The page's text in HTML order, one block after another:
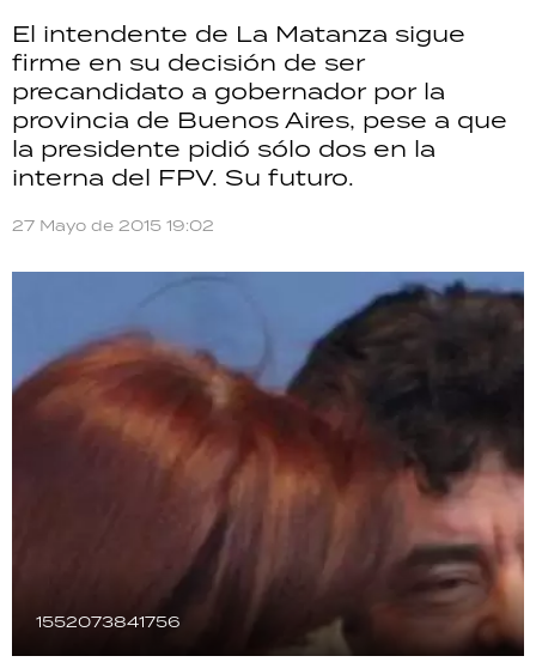
El intendente de La Matanza sigue
firme en su decisión de ser
precandidato a gobernador por la
provincia de Buenos Aires, pese a que
la presidente pidió sólo dos en la
interna del FPV. Su futuro.
27 Mayo de 2015 19:02
1552073841756
ECONOMÍA
GRAN HERMANO
SALUD
DEPORTES
RECETAS
PALABRAS
HORÓSCOPO